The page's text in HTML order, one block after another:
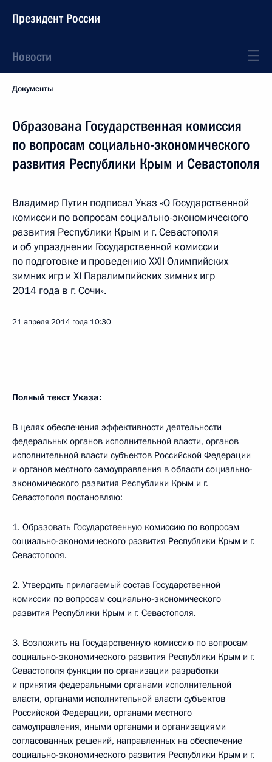
Президент России
Новости
Документы
Образована Государственная комиссия
по вопросам социально-экономического
развития Республики Крым и Севастополя
Владимир Путин подписал Указ «О Государственной
комиссии по вопросам социально-экономического
развития Республики Крым и г. Севастополя
и об упразднении Государственной комиссии
по подготовке и проведению XXII Олимпийских
зимних игр и XI Паралимпийских зимних игр
2014 года в г. Сочи».
21 апреля 2014 года 10:30
Полный текст Указа:
В целях обеспечения эффективности деятельности
федеральных органов исполнительной власти, органов
исполнительной власти субъектов Российской Федерации
и органов местного самоуправления в области социально-
экономического развития Республики Крым и г.
Севастополя постановляю:
1. Образовать Государственную комиссию по вопросам
социально-экономического развития Республики Крым и г.
Севастополя.
2. Утвердить прилагаемый состав Государственной
комиссии по вопросам социально-экономического
развития Республики Крым и г. Севастополя.
3. Возложить на Государственную комиссию по вопросам
социально-экономического развития Республики Крым и г.
Севастополя функции по организации разработки
и принятия федеральными органами исполнительной
власти, органами исполнительной власти субъектов
Российской Федерации, органами местного
самоуправления, иными органами и организациями
согласованных решений, направленных на обеспечение
социально-экономического развития Республики Крым и г.